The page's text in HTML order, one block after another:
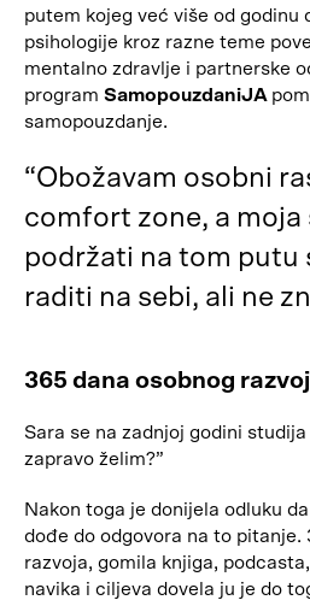
putem kojeg već više od godinu
psihologije kroz razne teme
mentalno zdravlje i partnerske
program SamopouzdaniJA
samopouzdanje.
“Obožavam osobni
comfort zone, a moja
podržati na tom putu
raditi na sebi, ali ne
365 dana osobnog
Sara se na zadnjoj godini
zapravo želim?”
Nakon toga je donijela odluku
dođe do odgovora na to pitanje.
razvoja, gomila knjiga,
navika i ciljeva dovela ju je do